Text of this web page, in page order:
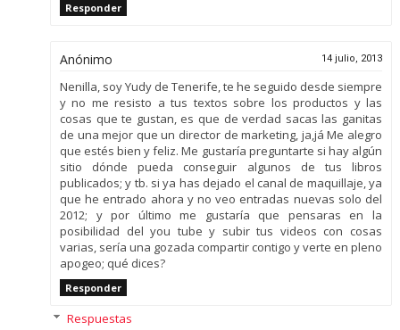
Responder
Anónimo 14 julio, 2013
Nenilla, soy Yudy de Tenerife, te he seguido desde siempre
y no me resisto a tus textos sobre los productos y las
cosas que te gustan, es que de verdad sacas las ganitas
de una mejor que un director de marketing, ja,já Me alegro
que estés bien y feliz. Me gustaría preguntarte si hay algún
sitio dónde pueda conseguir algunos de tus libros
publicados; y tb. si ya has dejado el canal de maquillaje, ya
que he entrado ahora y no veo entradas nuevas solo del
2012; y por último me gustaría que pensaras en la
posibilidad del you tube y subir tus videos con cosas
varias, sería una gozada compartir contigo y verte en pleno
apogeo; qué dices?
Responder
Respuestas